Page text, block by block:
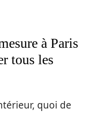
à Paris
tous les
quoi de